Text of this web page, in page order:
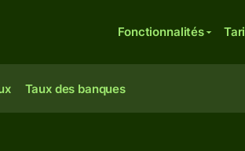
Fonctionnalités
Taux des banques